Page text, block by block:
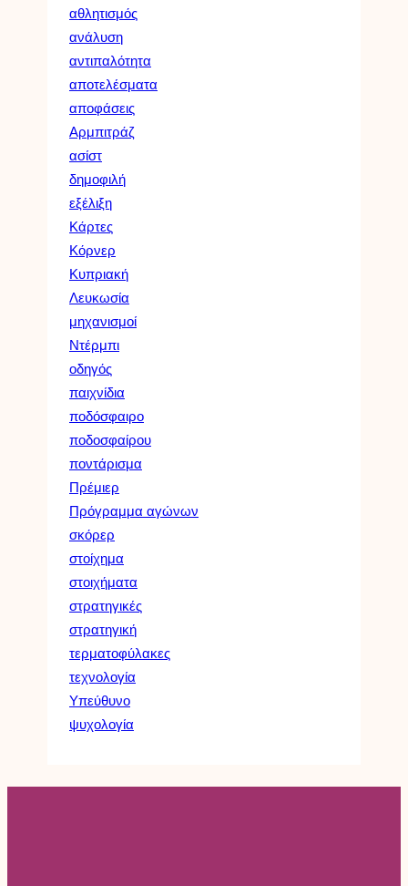
αθλητισμός
ανάλυση
αντιπαλότητα
αποτελέσματα
αποφάσεις
Αρμπιτράζ
ασίστ
δημοφιλή
εξέλιξη
Κάρτες
Κόρνερ
Κυπριακή
Λευκωσία
μηχανισμοί
Ντέρμπι
οδηγός
παιχνίδια
ποδόσφαιρο
ποδοσφαίρου
ποντάρισμα
Πρέμιερ
Πρόγραμμα αγώνων
σκόρερ
στοίχημα
στοιχήματα
στρατηγικές
στρατηγική
τερματοφύλακες
τεχνολογία
Υπεύθυνο
ψυχολογία